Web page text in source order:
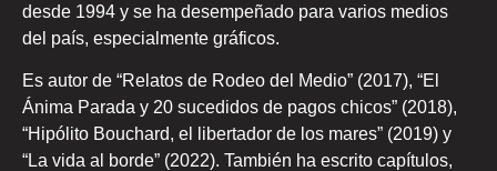
desde 1994 y se ha desempeñado para varios medios
del país, especialmente gráficos.
Es autor de “Relatos de Rodeo del Medio” (2017), “El
Ánima Parada y 20 sucedidos de pagos chicos” (2018),
“Hipólito Bouchard, el libertador de los mares” (2019) y
“La vida al borde” (2022). También ha escrito capítulos,